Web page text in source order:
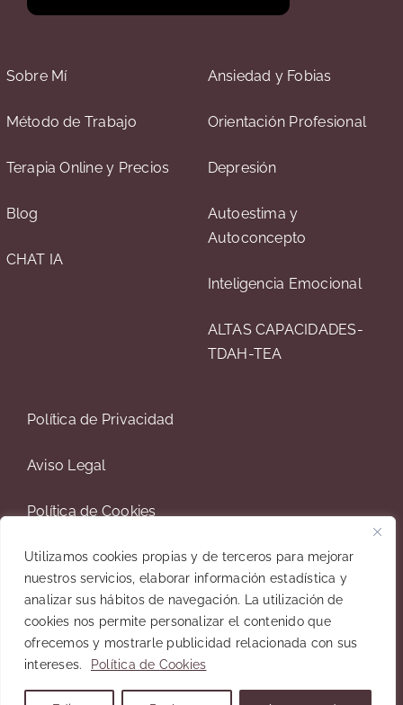
Utilizamos cookies propias y de terceros para mejorar
nuestros servicios, elaborar información estadística y
analizar sus hábitos de navegación. La utilización de
cookies nos permite personalizar el contenido que
ofrecemos y mostrarle publicidad relacionada con sus
intereses.
Política de Cookies
Sobre Mí
Método de Trabajo
Terapia Online y Precios
Blog
CHAT IA
Ansiedad y Fobias
Orientación Profesional
Depresión
Autoestima y
Autoconcepto
Inteligencia Emocional
ALTAS CAPACIDADES-
TDAH-TEA
Política de Privacidad
Aviso Legal
Política de Cookies
Contacto
© 2023 Víctor Santana • Psicólogo Online • Diseñador